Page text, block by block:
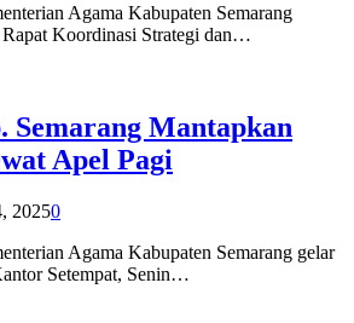
Agama Kabupaten Semarang
Koordinasi Strategi dan…
Semarang Mantapkan
Apel Pagi
20250
Agama Kabupaten Semarang gelar
Setempat, Senin…